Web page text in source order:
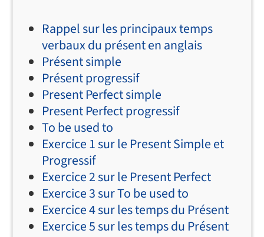
Rappel sur les principaux temps
verbaux du présent en anglais
Présent simple
Présent progressif
Present Perfect simple
Present Perfect progressif
To be used to
Exercice 1 sur le Present Simple et
Progressif
Exercice 2 sur le Present Perfect
Exercice 3 sur To be used to
Exercice 4 sur les temps du Présent
Exercice 5 sur les temps du Présent